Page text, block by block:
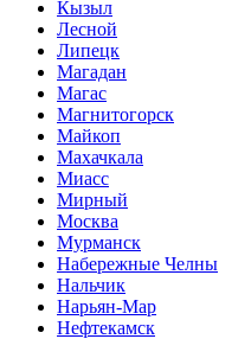
Кызыл
Лесной
Липецк
Магадан
Магас
Магнитогорск
Майкоп
Махачкала
Миасс
Мирный
Москва
Мурманск
Набережные Челны
Нальчик
Нарьян-Мар
Нефтекамск